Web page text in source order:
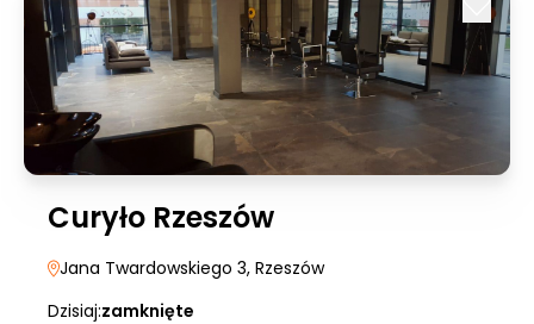
Curyło Rzeszów
Jana Twardowskiego 3, Rzeszów
Dzisiaj:zamknięte